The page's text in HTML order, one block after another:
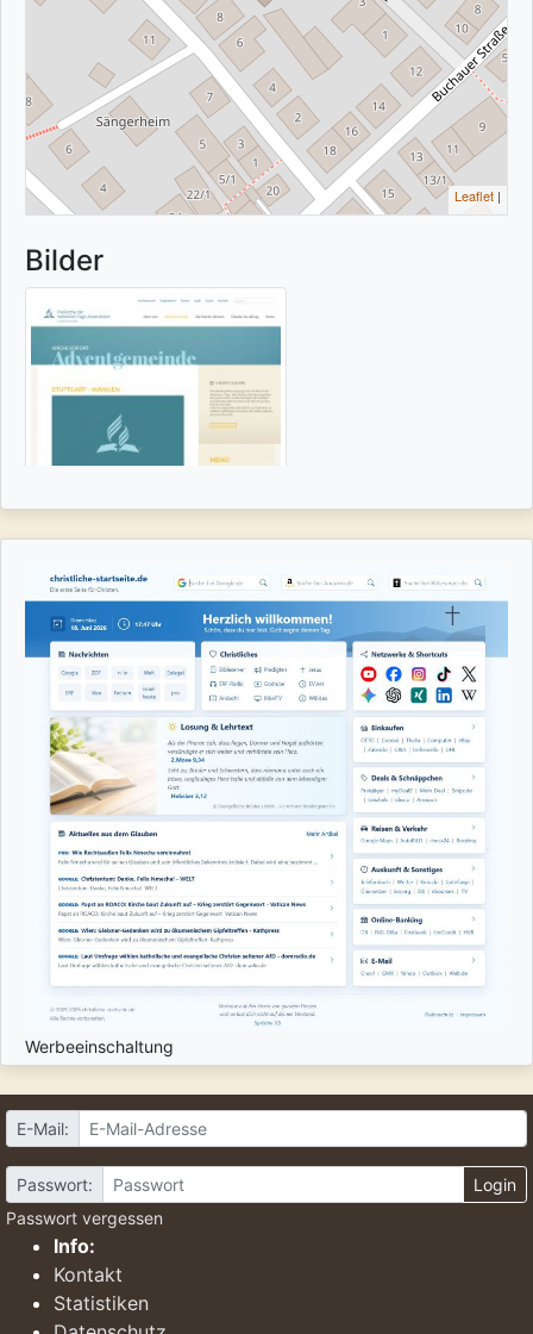
Leaflet |
Bilder
Werbeeinschaltung
E-Mail:
Passwort:
Login
Passwort vergessen
Info:
Kontakt
Statistiken